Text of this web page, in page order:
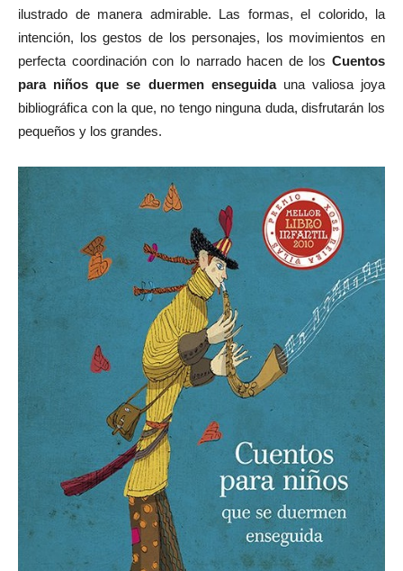
ilustrado de manera admirable. Las formas, el colorido, la
intención, los gestos de los personajes, los movimientos en
perfecta coordinación con lo narrado hacen de los Cuentos
para niños que se duermen enseguida una valiosa joya
bibliográfica con la que, no tengo ninguna duda, disfrutarán los
pequeños y los grandes.